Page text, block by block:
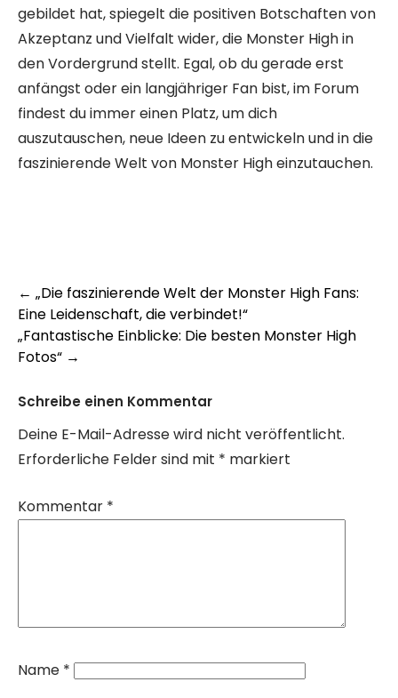
gebildet hat, spiegelt die positiven Botschaften von
Akzeptanz und Vielfalt wider, die Monster High in
den Vordergrund stellt. Egal, ob du gerade erst
anfängst oder ein langjähriger Fan bist, im Forum
findest du immer einen Platz, um dich
auszutauschen, neue Ideen zu entwickeln und in die
faszinierende Welt von Monster High einzutauchen.
Post
navigation
← „Die faszinierende Welt der Monster High Fans:
Eine Leidenschaft, die verbindet!“
„Fantastische Einblicke: Die besten Monster High
Fotos“ →
Schreibe einen Kommentar
Deine E-Mail-Adresse wird nicht veröffentlicht.
Erforderliche Felder sind mit * markiert
Kommentar *
Name *